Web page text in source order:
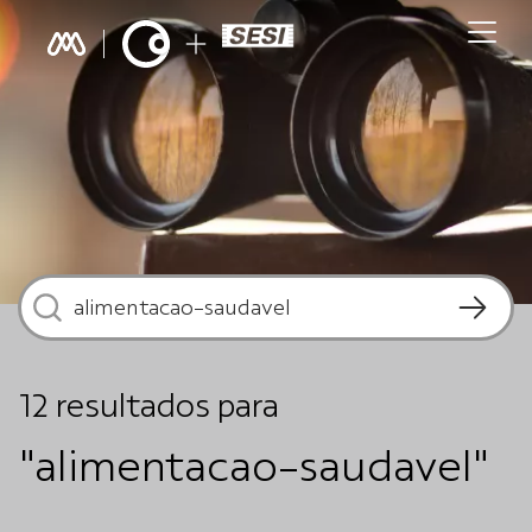
12 resultados para
"alimentacao-saudavel"